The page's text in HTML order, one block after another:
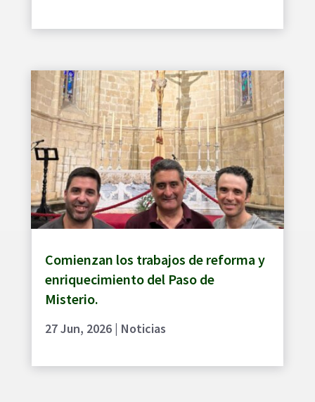
Comienzan los trabajos de reforma y
enriquecimiento del Paso de
Misterio.
27 Jun, 2026| Noticias